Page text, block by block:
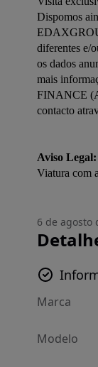
Dispomos
diferentes e/
os dados
mais
FINANCE
contacto
Aviso Legal:
6 de agosto
Marca
Modelo